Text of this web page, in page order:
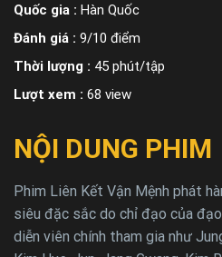
Quốc gia : Hàn Quốc
Đánh giá : 9/10 điểm
Thời lượng : 45 phút/tập
Lượt xem : 68 view
NỘI DUNG PHIM
Phim Liên Kết Vận Mệnh phát
siêu đặc sắc do chỉ đạo của
diễn viên chính tham gia như